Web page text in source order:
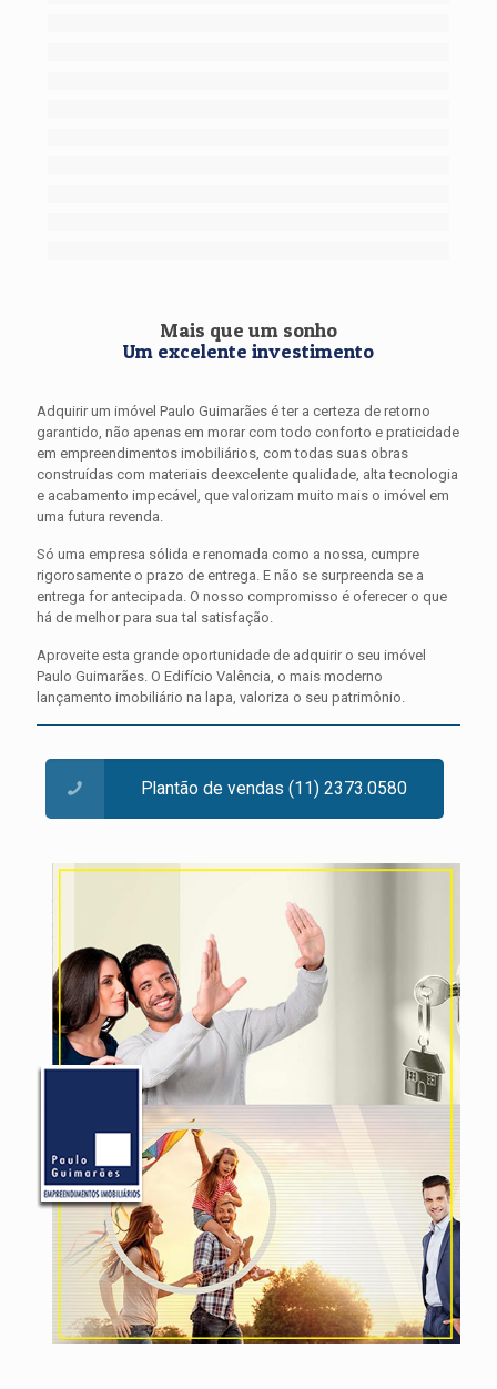
Mais que um sonho
Um excelente investimento
Adquirir um imóvel Paulo Guimarães é ter a certeza de retorno
garantido, não apenas em morar com todo conforto e praticidade
em empreendimentos imobiliários, com todas suas obras
construídas com materiais deexcelente qualidade, alta tecnologia
e acabamento impecável, que valorizam muito mais o imóvel em
uma futura revenda.
Só uma empresa sólida e renomada como a nossa, cumpre
rigorosamente o prazo de entrega. E não se surpreenda se a
entrega for antecipada. O nosso compromisso é oferecer o que
há de melhor para sua tal satisfação.
Aproveite esta grande oportunidade de adquirir o seu imóvel
Paulo Guimarães. O Edifício Valência, o mais moderno
lançamento imobiliário na lapa, valoriza o seu patrimônio.
Plantão de vendas (11) 2373.0580